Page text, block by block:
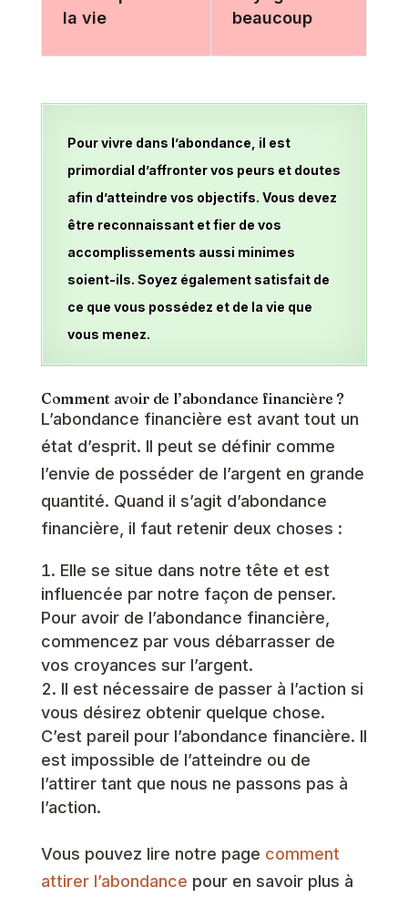
la vie
beaucoup
Pour vivre dans l’abondance, il est
primordial d’affronter vos peurs et doutes
afin d’atteindre vos objectifs. Vous devez
être reconnaissant et fier de vos
accomplissements aussi minimes
soient-ils. Soyez également satisfait de
ce que vous possédez et de la vie que
vous menez.
Comment avoir de l’abondance financière ?
L’abondance financière est avant tout un
état d’esprit. Il peut se définir comme
l’envie de posséder de l’argent en grande
quantité. Quand il s’agit d’abondance
financière, il faut retenir deux choses :
Elle se situe dans notre tête et est
influencée par notre façon de penser.
Pour avoir de l’abondance financière,
commencez par vous débarrasser de
vos croyances sur l’argent.
Il est nécessaire de passer à l’action si
vous désirez obtenir quelque chose.
C’est pareil pour l’abondance financière. Il
est impossible de l’atteindre ou de
l’attirer tant que nous ne passons pas à
l’action.
Vous pouvez lire notre page comment
attirer l’abondance pour en savoir plus à